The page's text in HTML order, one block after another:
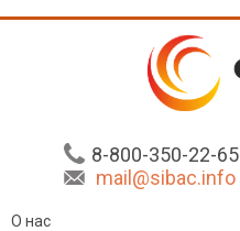
8-800-350-22-65
mail@sibac.info
О нас